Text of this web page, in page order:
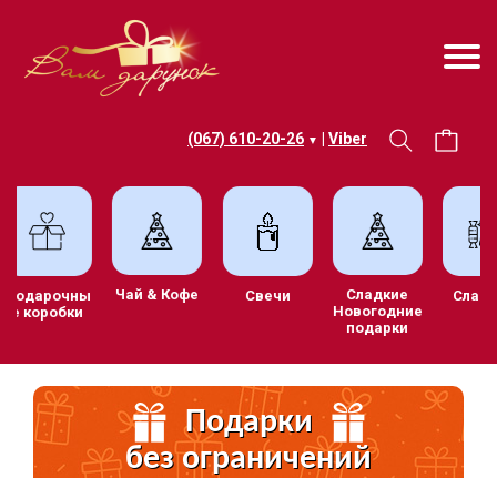
(067) 610-20-26 ▼ Viber
Подарочны
е коробки
Чай & Кофе Свечи
Сладкие
Новогодние
подарки
Подарки
без ограничений